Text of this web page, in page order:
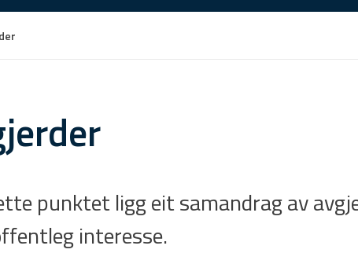
punktet ligg eit samandrag av
interesse.